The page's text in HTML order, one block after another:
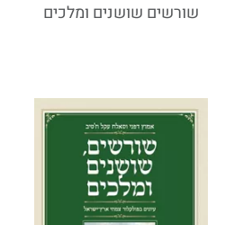
שורשים שושנים ומלכים